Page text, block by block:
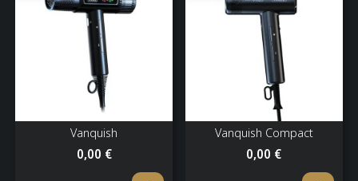
Vanquish
0,00 €
Vanquish Compact
0,00 €